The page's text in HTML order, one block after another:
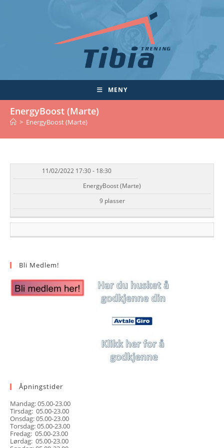
MENY
EnergyBoost (Marte)
> EnergyBoost (Marte)
DATO/TID EVENT TILGJENGELIGHET
11/02/2022 17:30 - 18:30
EnergyBoost (Marte)
9 plasser
Bli Medlem!
Åpningstider
Mandag: 05.00-23.00
Tirsdag: 05.00-23.00
Onsdag: 05.00-23.00
Torsdag: 05.00-23.00
Fredag: 05.00-23.00
Lørdag: 05.00-23.00